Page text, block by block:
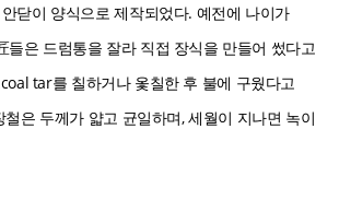
닫이 양식으로 제작되었다. 예전에 나이가
들은 드럼통을 잘라 직접 장식을 만들어 썼다고
tar를 칠하거나 옻칠한 후 불에 구웠다고
은 두께가 얇고 균일하며, 세월이 지나면 녹이